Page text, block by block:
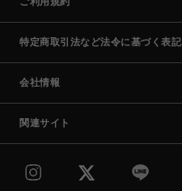
特定商取引法など法令に基づく表記
会社情報
関連サイト